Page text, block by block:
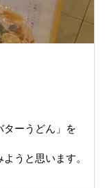
ターうどん」を
うと思います。